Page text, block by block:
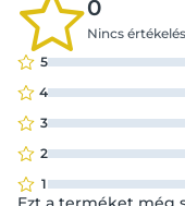
0
Nincs értékelés
5
4
3
2
1